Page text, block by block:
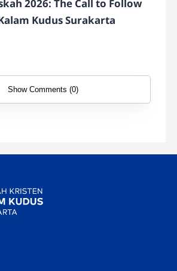
2026: The Call to Follow
Kudus Surakarta
Show Comments (0)